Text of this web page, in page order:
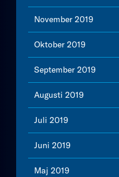
November 2019
Oktober 2019
September 2019
Augusti 2019
Juli 2019
Juni 2019
Maj 2019